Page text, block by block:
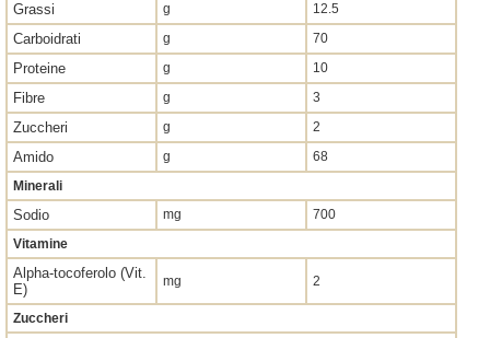
Grassi g 12.5
Carboidrati g 70
Proteine g 10
Fibre g 3
Zuccheri g 2
Amido g
68
Minerali
Sodio mg
700
Vitamine
Alpha-tocoferolo (Vit.
E)
mg 2
Zuccheri